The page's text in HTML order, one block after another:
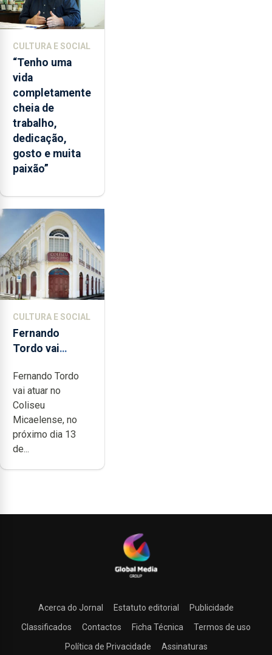
CULTURA E SOCIAL
“Tenho uma
vida
completamente
cheia de
trabalho,
dedicação,
gosto e muita
paixão”
CULTURA E SOCIAL
Fernando
Tordo vai
anos de
carreira no
Coliseu
Micaelense
Fernando Tordo
vai atuar no
Coliseu
Micaelense, no
próximo dia 13
de...
Acerca do Jornal Estatuto editorial
Publicidade
Classificados
Contactos Ficha Técnica
Termos de uso
Política de Privacidade
Assinaturas